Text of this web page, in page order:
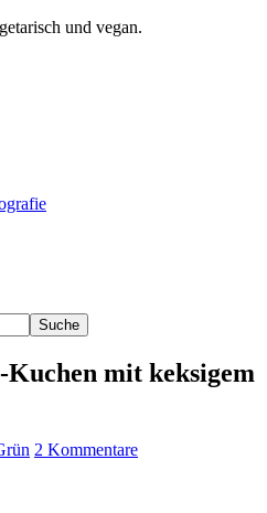
und vegan.
mit keksigem
2 Kommentare